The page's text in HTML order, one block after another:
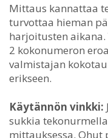
Mittaus kannattaa
turvottaa hieman
harjoitusten
2 kokonumeron
valmistajan
erikseen.
Käytännön vinkki:
sukkia
mittauksessa. Ohut